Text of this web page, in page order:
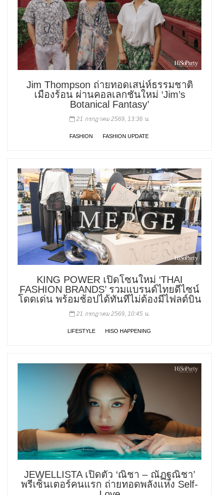
Jim Thompson ถ่ายทอดเสน่ห์ธรรมชาติ
เมืองร้อน ผ่านคอลเลกชันใหม่ ‘Jim’s
Botanical Fantasy’
21 กรกฎาคม 2569, 13:36 น.
FASHION FASHION UPDATE
KING POWER เปิดโซนใหม่ ‘THAI
FASHION BRANDS’ รวมแบรนด์ไทยดีไซน์
โดดเด่น พร้อมช้อปได้ทันทีไม่ต้องมีไฟลต์บิน
21 กรกฎาคม 2569, 10:45 น.
LIFESTYLE HISO HAPPENING
JEWELLISTA เปิดตัว ‘ณิชา – ณัฏฐณิชา’
พรีเซ็นเตอร์คนแรก ถ่ายทอดพลังแห่ง Self-